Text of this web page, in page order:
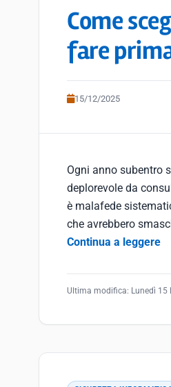
Come
fare
15/12/2025
Ogni anno subentro
deplorevole da
è malafede
che avrebbero
Continua a leggere
Ultima modifica: Lunedì 15